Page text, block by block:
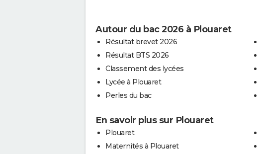
Autour du bac 2026 à Plouaret
Résultat brevet 2026
Résultat BTS 2026
Classement des lycées
Lycée à Plouaret
Perles du bac
En savoir plus sur Plouaret
Plouaret
Maternités à Plouaret